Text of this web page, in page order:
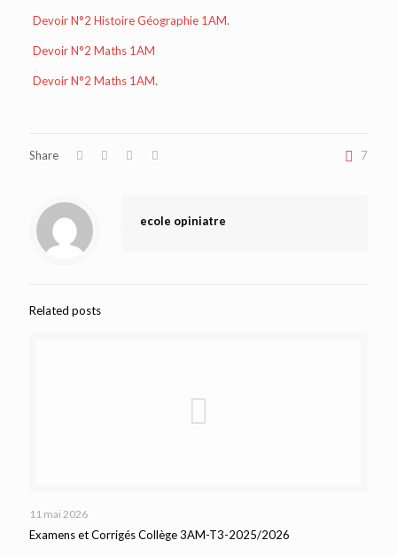
Devoir N°2 Histoire Géographie 1AM.
Devoir N°2 Maths 1AM
Devoir N°2 Maths 1AM.
Share 7
ecole opiniatre
Related posts
11 mai 2026
Examens et Corrigés Collège 3AM-T3-2025/2026